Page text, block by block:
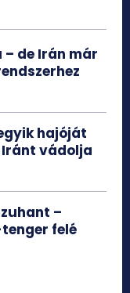
– de Irán már
hajóját
Iránt vádolja
–
felé